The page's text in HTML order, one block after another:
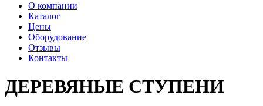
О компании
Каталог
Цены
Оборудование
Отзывы
Контакты
ДЕРЕВЯНЫЕ СТУПЕНИ